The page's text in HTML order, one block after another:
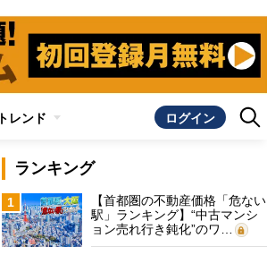
トレンド ログイン
ランキング
1
【首都圏の不動産価格「危ない
駅」ランキング】“中古マンシ
ョン売れ行き鈍化”のワ…